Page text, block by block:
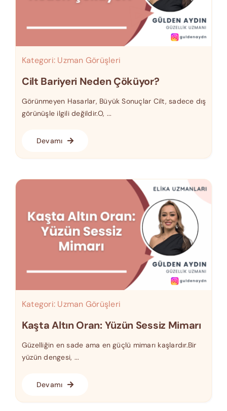
Kategori: Uzman Görüşleri
Cilt Bariyeri Neden Çöküyor?
Görünmeyen Hasarlar, Büyük Sonuçlar Cilt, sadece dış
görünüşle ilgili değildir.O, ...
Devamı
Kategori: Uzman Görüşleri
Kaşta Altın Oran: Yüzün Sessiz Mimarı
Güzelliğin en sade ama en güçlü mimarı kaşlardır.Bir
yüzün dengesi, ...
Devamı